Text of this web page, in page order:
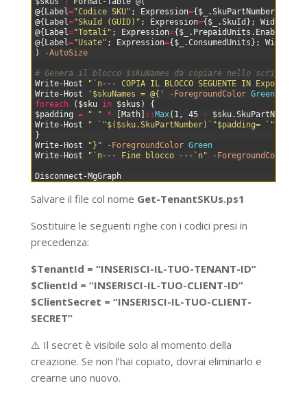
@{ Label="Codice SKU" ; Expression={ $_ .SkuPartNumber}
@{ Label="SkuId (GUID)" ; Expression={ $_ .SkuId } ; Width
@{ Label="Totali" ; Expression={ $_ . PrepaidUnits . Enabled
@{ Label="Usate" ; Expression={ $_ .ConsumedUnits } ; Width
)
-AutoSize
# Genera il blocco $skuNames da copiare nello script
Write-Host
"`n--- COPIA IL BLOCCO SEGUENTE IN Export-
Write-Host
'$skuNames = @{' -ForegroundColor Green
foreach
( $sku in $skus )
{
$padding = " " * Math] :: Max( 1, 45 - $sku.SkuPartNumber
Write-Host
" `"$($sku.SkuPartNumber)`"$padding=
}
Write-Host
"}" -ForegroundColor Green
Write-Host
"`n--- Fine blocco ---`n" -ForegroundColor
Disconnect-MgGraph
Salvare il file col nome Get-TenantSKUs.ps1
Sostituire le seguenti righe con i codici presi in
precedenza:
$TenantId = “INSERISCI-IL-TUO-TENANT-ID”
$ClientId = “INSERISCI-IL-TUO-CLIENT-ID”
$ClientSecret = “INSERISCI-IL-TUO-CLIENT-
SECRET”
⚠️ Il secret è visibile solo al momento della
creazione. Se non l’hai copiato, dovrai eliminarlo e
crearne uno nuovo.